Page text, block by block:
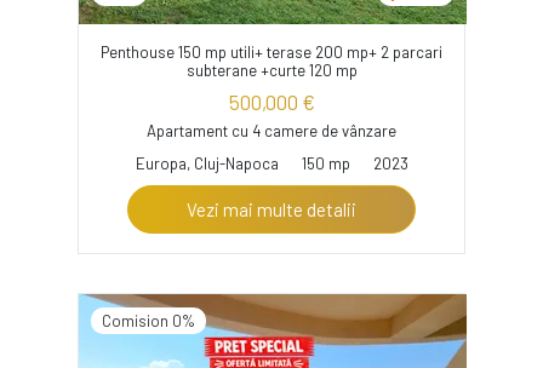
Penthouse 150 mp utili+ terase 200 mp+ 2 parcari
subterane +curte 120 mp
500,000 €
Apartament cu 4 camere de vânzare
Europa, Cluj-Napoca
150 mp 2023
Vezi mai multe detalii
Comision 0%